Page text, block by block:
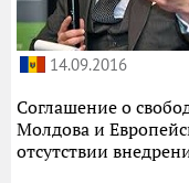
14.09.2016
Соглашение о
Молдова и
отсутствии